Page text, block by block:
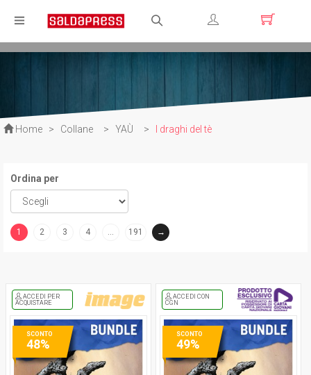
Registrati
Home > Collane > YAÙ > I draghi del tè
Ordina per
1
2 3 4 … 191 →
ACCEDI PER
ACQUISTARE
SCONTO
48%
ACCEDI CON
CGN
SCONTO
49%